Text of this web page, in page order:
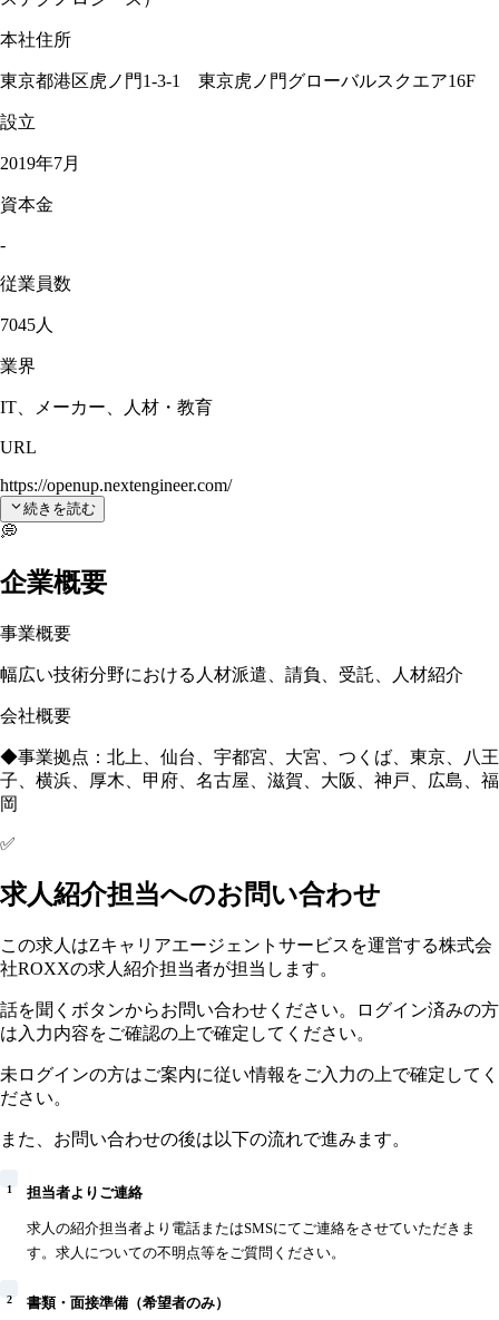
本社住所
東京都港区虎ノ門1-3-1 東京虎ノ門グローバルスクエア16F
設立
2019年7月
資本金
-
従業員数
7045人
業界
IT、メーカー、人材・教育
URL
https://openup.nextengineer.com/
続きを読む
💭
企業概要
事業概要
幅広い技術分野における人材派遣、請負、受託、人材紹介
会社概要
◆事業拠点：北上、仙台、宇都宮、大宮、つくば、東京、八王
子、横浜、厚木、甲府、名古屋、滋賀、大阪、神戸、広島、福
岡
✅
求人紹介担当へのお問い合わせ
この求人はZキャリアエージェントサービスを運営する株式会
社ROXXの求人紹介担当者が担当します。
話を聞くボタンからお問い合わせください。ログイン済みの方
は入力内容をご確認の上で確定してください。
未ログインの方はご案内に従い情報をご入力の上で確定してく
ださい。
また、お問い合わせの後は以下の流れで進みます。
1 担当者よりご連絡
求人の紹介担当者より電話またはSMSにてご連絡をさせていただきま
す。求人についての不明点等をご質問ください。
2 書類・面接準備（希望者のみ）